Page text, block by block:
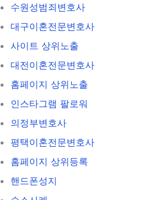
수원성범죄변호사
대구이혼전문변호사
사이트 상위노출
대전이혼전문변호사
홈페이지 상위노출
인스타그램 팔로워
의정부변호사
평택이혼전문변호사
홈페이지 상위등록
핸드폰성지